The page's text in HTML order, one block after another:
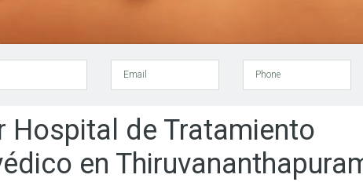
Phone
Hospital de Tratamiento
en